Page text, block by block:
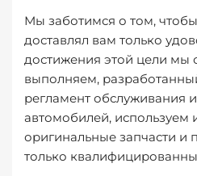
Мы заботимся о том,
доставлял вам только
достижения этой цели мы
выполняем,
регламент обслуживания
автомобилей, используем
оригинальные запчасти и
только